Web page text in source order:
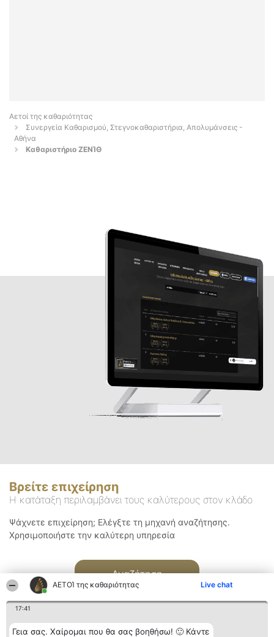
ΑΕΤΟΊ της καθαριότητας Live chat
17:41
Γεια σας. Χαίρομαι που θα σας βοηθήσω! 🙂 Κάντε
Αετοί της καθαριότητας
Συνεργεία Καθαρισμού, Στεγνοκαθαριστήρια, Απολυμάνσεις -
Αθήνα
Καθαριστήριο ΖΕΝΊΘ
Βρείτε επιχείρηση
Η κατάταξη περιλαμβάνει τους καλύτερους στον κλάδο
Ψάχνετε επιχείρηση; Ελέγξτε τη μηχανή αναζήτησης.
Χρησιμοποιήστε την καλύτερη υπηρεσία
Αναζήτηση